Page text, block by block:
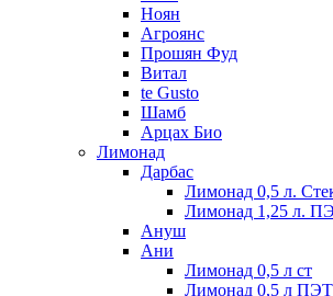
Ноян
Агроянс
Прошян Фуд
Витал
te Gusto
Шамб
Арцах Био
Лимонад
Дарбас
Лимонад 0,5 л.
Лимонад 1,25 л.
Ануш
Ани
Лимонад 0,5 л ст
Лимонад 0,5 л ПЭТ